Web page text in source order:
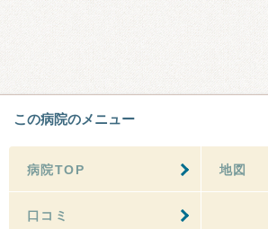
この病院のメニュー
病院TOP 地図
口コミ